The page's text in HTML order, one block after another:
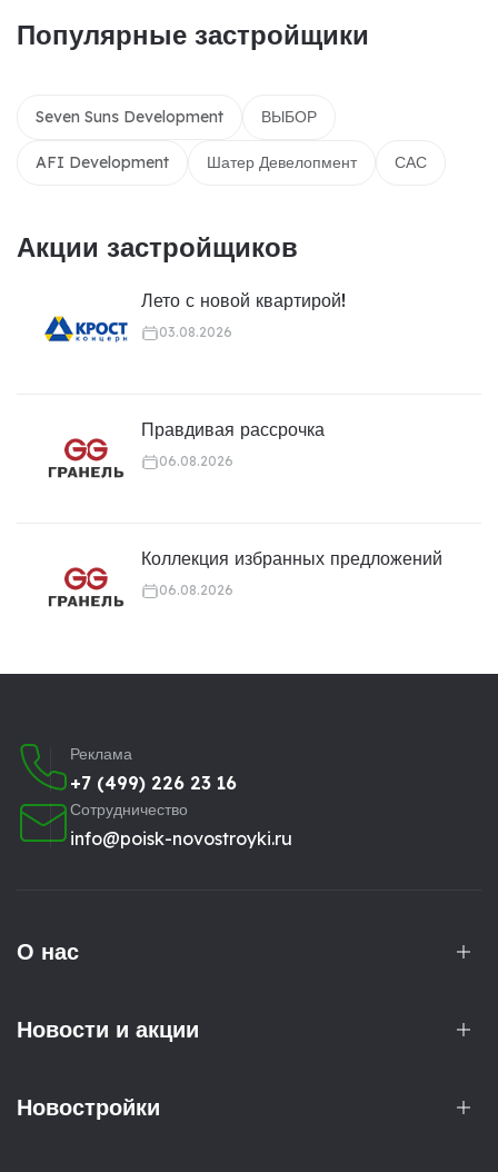
Популярные застройщики
Seven Suns Development ВЫБОР
AFI Development Шатер Девелопмент САС
Акции застройщиков
Лето с новой квартирой!
03.08.2026
Правдивая рассрочка
06.08.2026
Коллекция избранных предложений
06.08.2026
Реклама
+7 (499) 226 23 16
Сотрудничество
info@poisk-novostroyki.ru
О нас
Новости и акции
Новостройки